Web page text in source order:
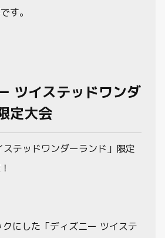
す。
ツイステッドワンダ
定大会
ステッドワンダーランド」限定
にした「ディズニー ツイステ